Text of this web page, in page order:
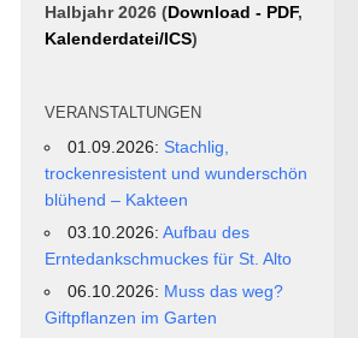
Halbjahr 2026 (Download - PDF,
Kalenderdatei/ICS)
VERANSTALTUNGEN
01.09.2026: Stachlig,
trockenresistent und wunderschön
blühend – Kakteen
03.10.2026:Aufbau des
Erntedankschmuckes für St. Alto
06.10.2026: Muss das weg?
Giftpflanzen im Garten